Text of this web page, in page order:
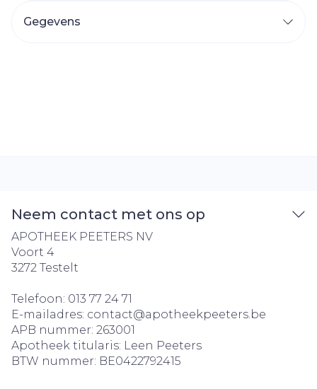
Gegevens
Neem contact met ons op
APOTHEEK PEETERS NV
Voort 4
3272 Testelt
Telefoon: 013 77 24 71
E-mailadres: contact@apotheekpeeters.be
APB nummer: 263001
Apotheek titularis: Leen Peeters
BTW nummer: BE0422792415